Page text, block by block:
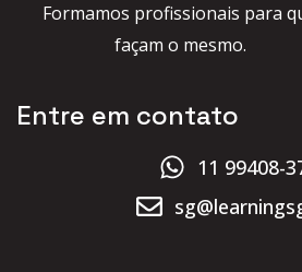
Formamos profissionais para
façam o mesmo.
Entre em contato
11 99408-